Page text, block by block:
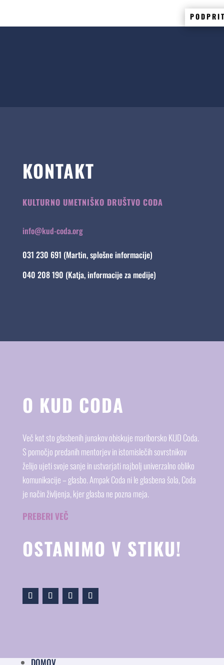
KONTAKT
KULTURNO UMETNIŠKO DRUŠTVO CODA
info@kud-coda.org
031 230 691 (Martin, splošne informacije)
040 208 190 (Katja, informacije za medije)
O KUD CODA
Več kot sto glasbenih junakov obiskuje mariborsko KUD Coda.
S pomočjo predanih mentorjev in istomislečih sovrstnikov
želijo ujeti svoje sanje in ustvarjati najbolj univerzalno obliko
komunikacije – glasbo. Ampak Coda ni le glasbena šola, Coda
je način življenja, kjer glasba ne pozna meja.
PREBERI VEČ
OSTANIMO V STIKU!
DOMOV